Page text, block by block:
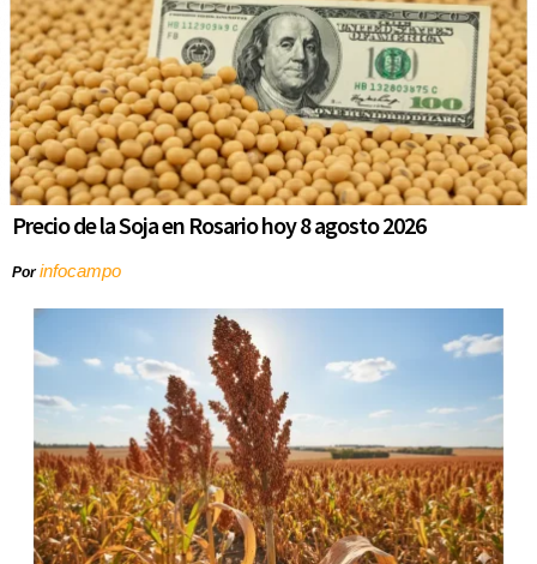
Precio de la Soja en Rosario hoy 8 agosto 2026
Porinfocampo